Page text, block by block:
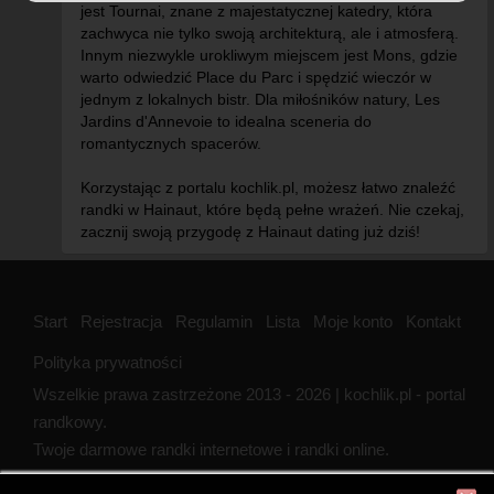
jest Tournai, znane z majestatycznej katedry, która
zachwyca nie tylko swoją architekturą, ale i atmosferą.
Innym niezwykle urokliwym miejscem jest Mons, gdzie
warto odwiedzić Place du Parc i spędzić wieczór w
jednym z lokalnych bistr. Dla miłośników natury, Les
Jardins d'Annevoie to idealna sceneria do
romantycznych spacerów.
Korzystając z portalu kochlik.pl, możesz łatwo znaleźć
randki w Hainaut, które będą pełne wrażeń. Nie czekaj,
zacznij swoją przygodę z Hainaut dating już dziś!
Start Rejestracja Regulamin Lista Moje konto Kontakt
Polityka prywatności
Wszelkie prawa zastrzeżone 2013 - 2026 | kochlik.pl - portal
randkowy.
Twoje darmowe randki internetowe i randki online.